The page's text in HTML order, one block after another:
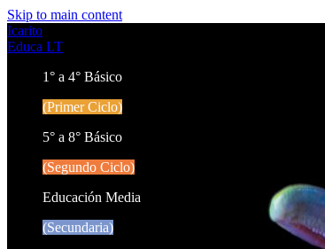
Skip to main content
Icarito
Educa LT
1° a 4° Básico
(Primer Ciclo)
5° a 8° Básico
(Segundo Ciclo)
Educación Media
(Secundaria)